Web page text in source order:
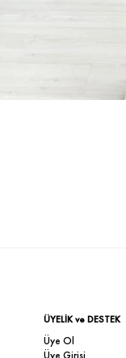
ÜYELİK ve DESTEK
Üye Ol